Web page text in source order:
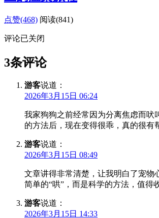
点赞(468) 阅读(841)
评论已关闭
3条评论
游客说道：
2026年3月15日 06:24
我家狗狗之前经常因为分离焦虑而吠
的方法后，现在变得很乖，真的很有
游客说道：
2026年3月15日 08:49
文章讲得非常清楚，让我明白了宠物
简单的“哄”，而是科学的方法，值得
游客说道：
2026年3月15日 14:33